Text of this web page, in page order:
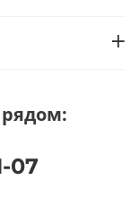
07